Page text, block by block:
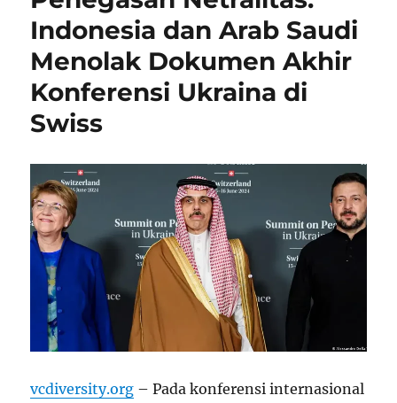
Indonesia dan Arab Saudi
Menolak Dokumen Akhir
Konferensi Ukraina di
Swiss
vcdiversity.org – Pada konferensi internasional